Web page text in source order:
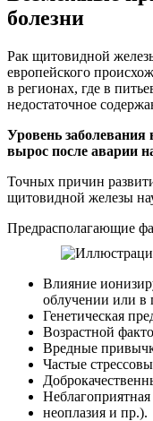
болезни
Рак щитовидной
европейского
в регионах, где в
недостаточное
Уровень
вырос после аварии
Точных причин
щитовидной железы
Предрасполагающие
Влияние
облучении или в
Генетическая
Возрастной
Вредные
Частые
Неблагоприятная
неоплазия и пр.).